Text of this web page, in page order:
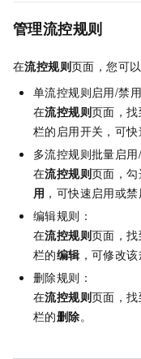
管理流控规则
在流控规则页面，您可
单流控规则启用/禁用
在流控规则页面，
栏的启用开关，可快
多流控规则批量启用
在流控规则页面，
用 ，可快速启用或禁
编辑规则：
在流控规则页面，
栏的编辑 ，可修改
删除规则：
在流控规则页面，
栏的删除。